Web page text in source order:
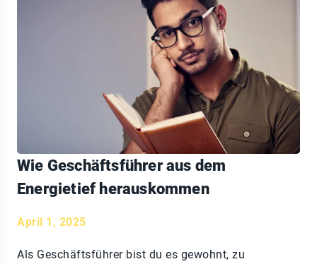
Wie Geschäftsführer aus dem
Energietief herauskommen
April 1, 2025
Als Geschäftsführer bist du es gewohnt, zu